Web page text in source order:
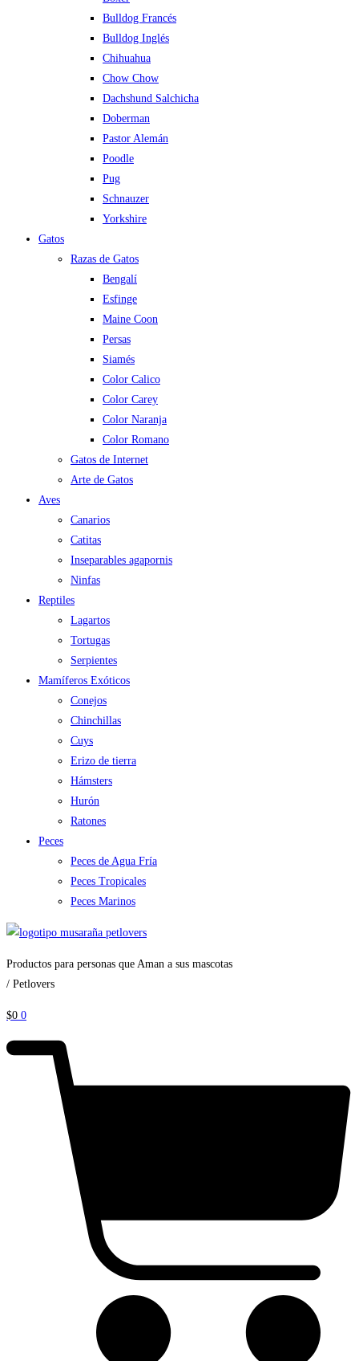
Bulldog Francés
Bulldog Inglés
Chihuahua
Chow Chow
Dachshund Salchicha
Doberman
Pastor Alemán
Poodle
Pug
Schnauzer
Yorkshire
Gatos
Razas de Gatos
Bengalí
Esfinge
Maine Coon
Persas
Siamés
Color Calico
Color Carey
Color Naranja
Color Romano
Gatos de Internet
Arte de Gatos
Aves
Canarios
Catitas
Inseparables agapornis
Ninfas
Reptiles
Lagartos
Tortugas
Serpientes
Mamíferos Exóticos
Conejos
Chinchillas
Cuys
Erizo de tierra
Hámsters
Hurón
Ratones
Peces
Peces de Agua Fría
Peces Tropicales
Peces Marinos
Productos para personas que Aman a sus mascotas
/ Petlovers
$0 0